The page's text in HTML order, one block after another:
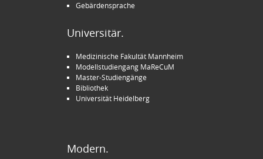
Gebärdensprache
Universitär.
Medizinische Fakultät Mannheim
Modellstudiengang MaReCuM
Master-Studiengänge
Bibliothek
Universität Heidelberg
Modern.